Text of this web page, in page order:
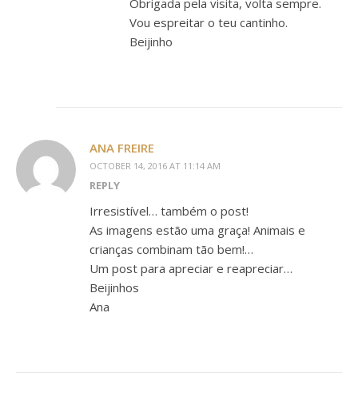
Obrigada pela visita, volta sempre.
Vou espreitar o teu cantinho.
Beijinho
ANA FREIRE
OCTOBER 14, 2016 AT 11:14 AM
REPLY
Irresistível… também o post!
As imagens estão uma graça! Animais e
crianças combinam tão bem!…
Um post para apreciar e reapreciar…
Beijinhos
Ana